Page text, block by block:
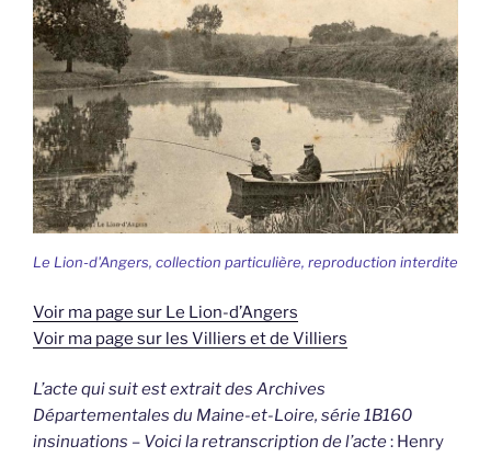
Le Lion-d'Angers, collection particulière, reproduction interdite
Voir ma page sur Le Lion-d’Angers
Voir ma page sur les Villiers et de Villiers
L’acte qui suit est extrait des Archives
Départementales du Maine-et-Loire, série 1B160
insinuations – Voici la retranscription de l’acte: Henry